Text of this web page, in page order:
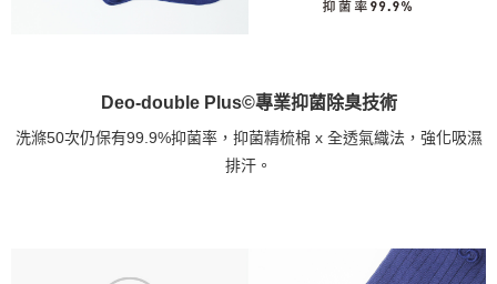
Deo-double Plus©專業抑菌除臭技術
洗滌50次仍保有99.9%抑菌率，抑菌精梳棉 x 全透氣織法，強化吸濕
排汗。